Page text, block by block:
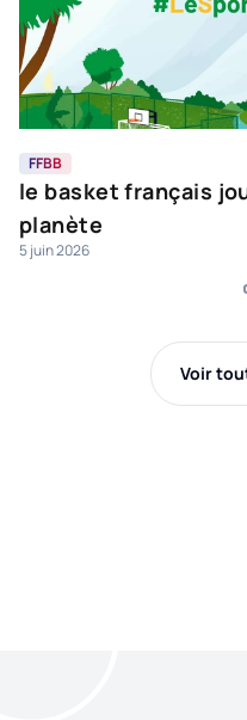
FFBB
le basket français
planète
5 juin 2026
Voir